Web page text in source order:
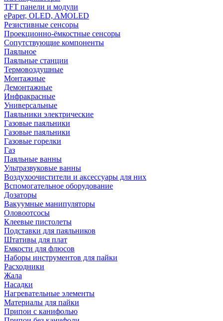
TFT панели и модули
ePaper, OLED, AMOLED
Резистивные сенсоры
Проекционно-ёмкостные сенсоры
Сопутствующие компоненты
Паяльное
Паяльные станции
Термовоздушные
Монтажные
Демонтажные
Инфракрасные
Универсальные
Паяльники электрические
Газовые паяльники
Газовые паяльники
Газовые горелки
Газ
Паяльные ванны
Ультразвуковые ванны
Воздухоочистители и аксессуары для них
Вспомогательное оборудование
Дозаторы
Вакуумные манипуляторы
Оловоотсосы
Клеевые пистолеты
Подставки для паяльников
Штативы для плат
Емкости для флюсов
Наборы инструментов для пайки
Расходники
Жала
Насадки
Нагревательные элементы
Материалы для пайки
Припои с канифолью